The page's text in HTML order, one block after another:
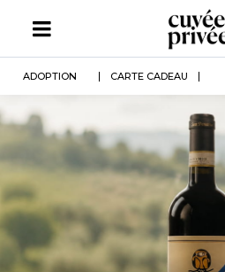
contenu
ADOPTION CARTE CADEAU